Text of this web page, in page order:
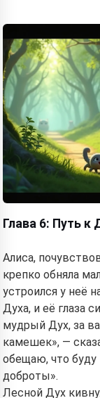
Глава 6: Путь
Алиса,
крепко обняла
устроился у неё
Духа, и её глаза
мудрый Дух, за
камешек», —
обещаю, что
доброты».
Лесной Дух